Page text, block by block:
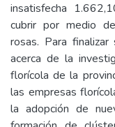
insatisfecha
cubrir por medio
rosas. Para
acerca de la
florícola de la
las empresas
la adopción de